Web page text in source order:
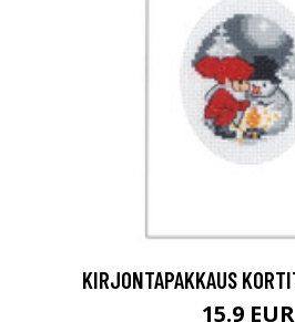
KIRJONTAPAKKAUS
15.9 EUR